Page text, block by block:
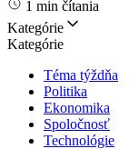
1 min čítania
Kategórie
Kategórie
Téma týždňa
Politika
Ekonomika
Spoločnosť
Technológie